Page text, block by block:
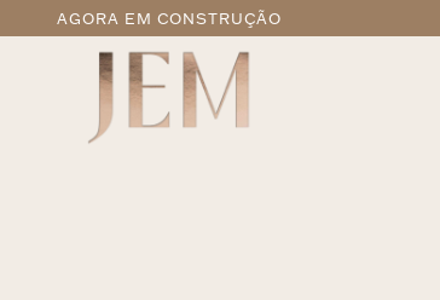
AGORA EM CONSTRUÇÃO